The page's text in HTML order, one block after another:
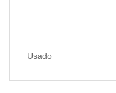
Usado